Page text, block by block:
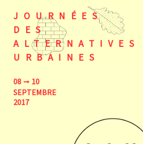
08
10
SEPTEMBRE
2017
JOURNÉES
DES
ALTERNATIVES
URBAINES